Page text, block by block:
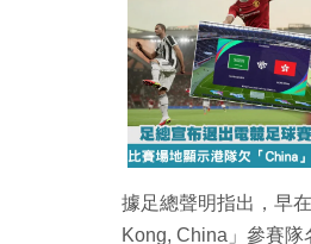
據足總聲明指出，早
Kong, China」參賽